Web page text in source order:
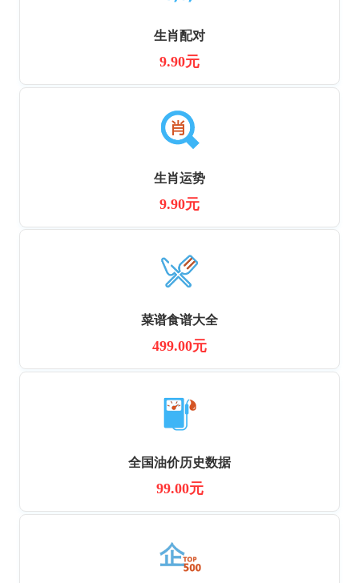
生肖配对
9.90元
生肖运势
9.90元
菜谱食谱大全
499.00元
全国油价历史数据
99.00元